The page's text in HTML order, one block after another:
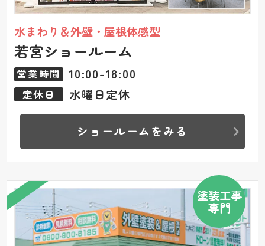
水まわり＆外壁・屋根体感型
若宮ショールーム
営業時間 10:00-18:00
定休日 水曜日定休
ショールームをみる
塗装工事
専門